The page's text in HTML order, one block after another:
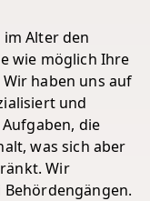
Alter den
wie möglich Ihre
haben uns auf
und
die
was sich aber
Wir